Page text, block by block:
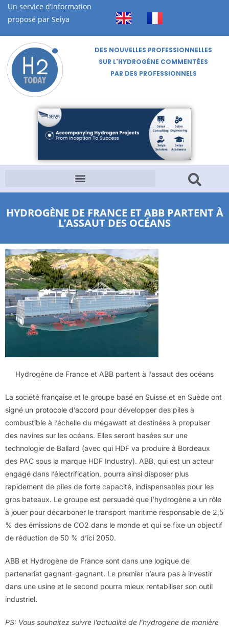
Un service d’information
proposé par Seiya
DES NOUVELLES PROFESSIONNELLES
SUR L'HYDROGÈNE COMMENTÉES
PAR DES PROFESSIONNELS
HYDROGÈNE DE FRANCE ET ABB PARTENT À
L’ASSAUT DES OCÉANS
Hydrogène de France et ABB partent à l’assaut des océans
La société française et le groupe basé en Suisse et en Suède ont
signé un protocole d’accord pour développer des piles à
combustible à l’échelle du mégawatt et destinées à propulser
des navires sur les océans. Elles seront basées sur une
technologie de Ballard (avec qui HDF va produire à Bordeaux
des PAC sous la marque HDF Industry). ABB, qui est un acteur
engagé dans l’électrification, pourra ainsi disposer plus
rapidement de piles de forte capacité, indispensables pour les
gros bateaux. Le groupe est persuadé que l’hydrogène a un rôle
à jouer pour décarboner le transport maritime responsable de 2,5
% des émissions de CO2 dans le monde et qui se fixe un objectif
de réduction de 50 % d’ici 2050.
ABB et Hydrogène de France sont dans une logique de
partenariat gagnant-gagnant. Le premier n’aura pas à investir
dans une usine et le second pourra mieux rentabiliser son outil
industriel.
PS: Vous souhaitez suivre l’actualité de l’hydrogène de manière